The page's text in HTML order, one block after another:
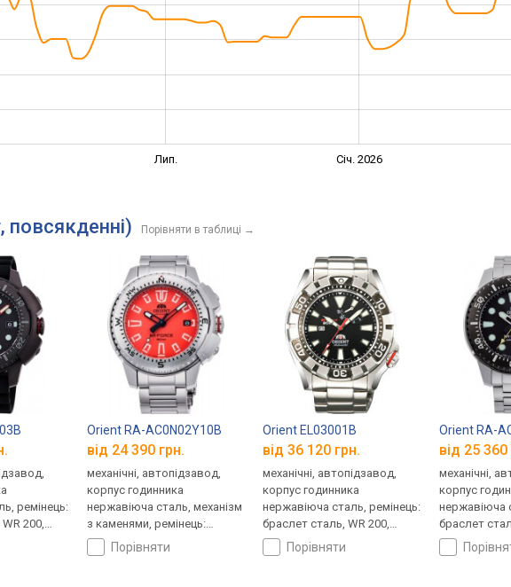
Лип. Січ. 2026
повсякденні) Порівняти в таблиці →
ремінець:
200,
Orient RA-AC0N02Y10B
від 24 390 грн.
механічні, автопідзавод,
корпус годинника
нержавіюча сталь, механізм
з каменями, ремінець:
браслет сталь, WR 200,
Японія
порівняти
Orient EL03001B
від 36 120 грн.
механічні, автопідзавод,
корпус годинника
нержавіюча сталь, ремінець:
браслет сталь, WR 200,
Японіяпорівняти
Orient RA-
від 25 360
механічні,
корпус
нержавіюча
браслет
Японія